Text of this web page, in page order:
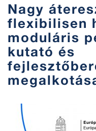
Nagy
flexibilisen
moduláris
kutató és